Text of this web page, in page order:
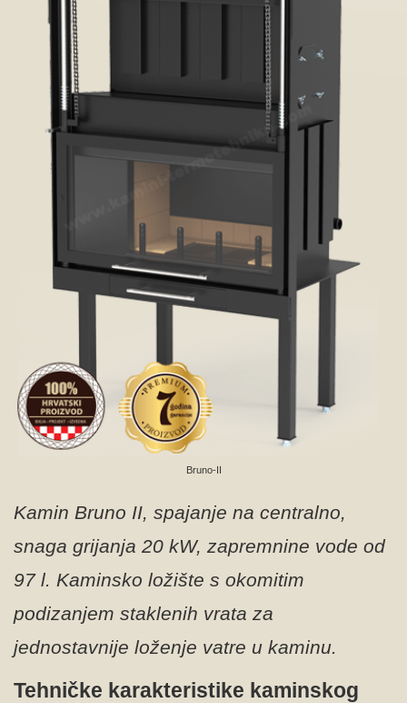
Bruno-II
Kamin Bruno II, spajanje na centralno,
snaga grijanja 20 kW, zapremnine vode od
97 l. Kaminsko ložište s okomitim
podizanjem staklenih vrata za
jednostavnije loženje vatre u kaminu.
Tehničke karakteristike kaminskog